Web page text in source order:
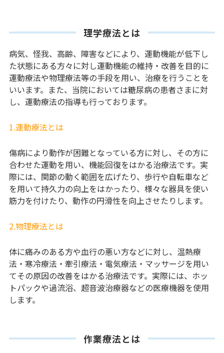
理学療法とは
病気、怪我、高齢、障害などにより、運動機能が低下し
た状態にある方々に対し運動機能の維持・改善を目的に
運動療法や物理療法等の手段を用い、治療を行うことを
いいます。また、当院においては糖尿病の患者さまに対
し、運動療法の指導も行っております。
1.運動療法とは
傷病により動作が困難となっている方に対し、その方に
合わせた運動を用い、機能回復をはかる治療法です。実
際には、関節の動く範囲を広げたり、歩行や自転車など
を用いて持久力の向上をはかったり、様々な器具を使い
筋力を付けたり、動作の円滑性を向上させたりします。
2.物理療法とは
体に痛みのある方や血行の悪い方などに対し、温熱療
法・寒冷療法・牽引療法・電気療法・マッサージを用い
てその原因の改善をはかる治療法です。実際には、ホッ
トパックや過流浴、超音波治療器などの医療機器を使用
します。
作業療法とは